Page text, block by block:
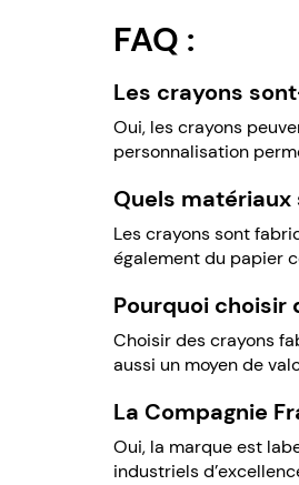
FAQ :
Les crayons
Oui, les crayons
personnalisation
Quels
Les crayons sont
également du papier
Pourquoi choisir
Choisir des crayons
aussi un moyen de
La Compagnie
Oui, la marque est
industriels